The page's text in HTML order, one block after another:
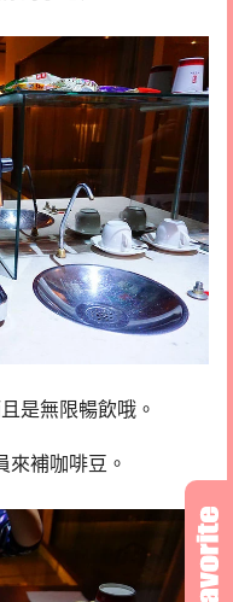
是無限暢飲哦。
來補咖啡豆。